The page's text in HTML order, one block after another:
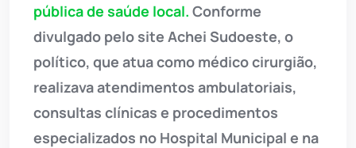
pública de saúde local. Conforme
divulgado pelo site Achei Sudoeste, o
político, que atua como médico cirurgião,
realizava atendimentos ambulatoriais,
consultas clínicas e procedimentos
especializados no Hospital Municipal e na